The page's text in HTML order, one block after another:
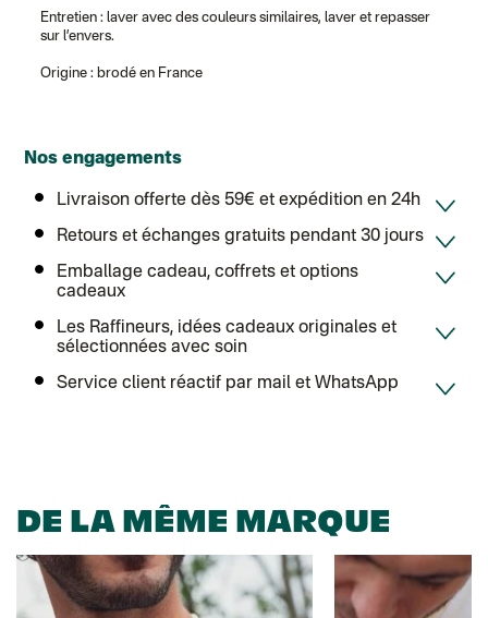
Colissimo suivi (expédition Connoisseur)
Colis suivi GLS (expédition Tikino)
Luxembourg
Lettre prioritaire
Colissimo suivi (expédition Toi-même)
Colissimo suivi (expédition April Eleven)
Lettre prioritaire
Chronopost - Livraison express à domicile: Colis livré en 1 à 3
Colissimo suivi (expédition Toi-même)
Entretien : laver avec des couleurs similaires, laver et repasser
sur l’envers.
Origine : brodé en France
Nos engagements
Livraison offerte dès 59€ et expédition en 24h
Retours et échanges gratuits pendant 30 jours
Emballage cadeau, coffrets et options
cadeaux
Les Raffineurs, idées cadeaux originales et
sélectionnées avec soin
Service client réactif par mail et WhatsApp
DE LA MÊME MARQUE